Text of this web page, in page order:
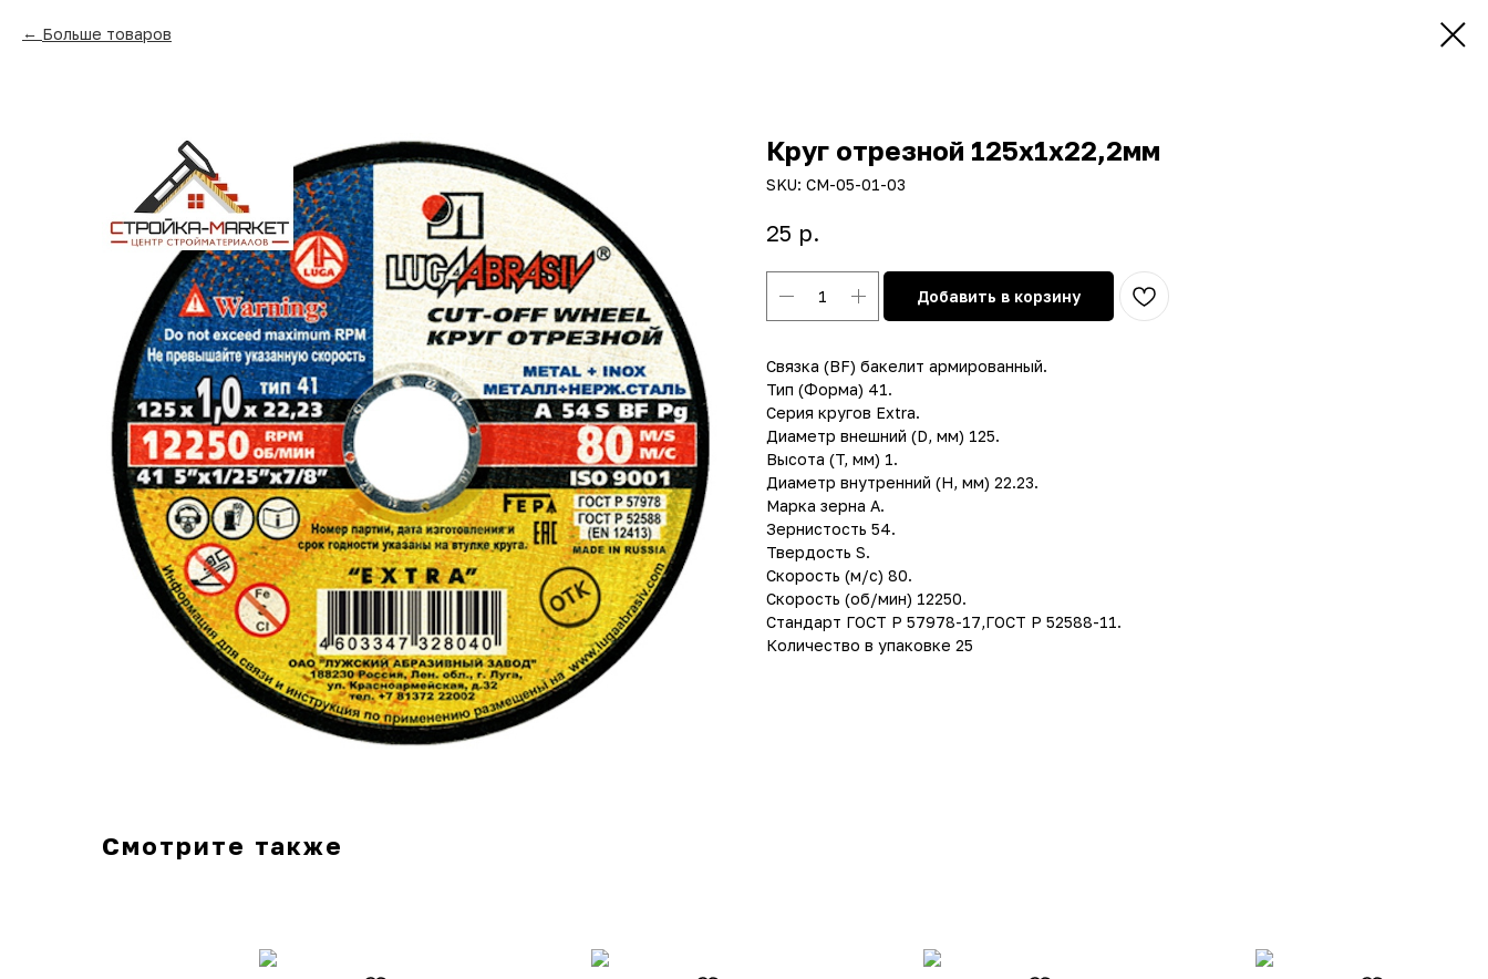
Больше товаров
Круг отрезной 125х1х22,2мм
SKU: СМ-05-01-03
25 р.
Добавить в корзину
Связка (BF) бакелит армированный.
Тип (Форма) 41.
Серия кругов Extra.
Диаметр внешний (D, мм) 125.
Высота (T, мм) 1.
Диаметр внутренний (H, мм) 22.23.
Марка зерна A.
Зернистость 54.
Твердость S.
Скорость (м/с) 80.
Скорость (об/мин) 12250.
Стандарт ГОСТ Р 57978-17,ГОСТ Р 52588-11.
Количество в упаковке 25
Смотрите также